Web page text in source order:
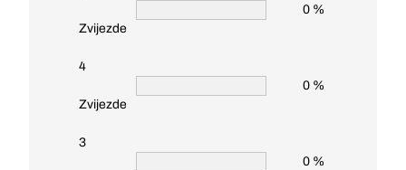
Zvijezde
0 %
4
Zvijezde
0 %
3
0 %